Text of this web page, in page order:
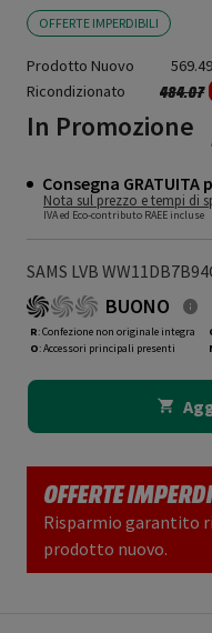
OFFERTE IMPERDIBILI
Prodotto Nuovo 569.49
Ricondizionato
Prezzo
484.07a
In Promozione
Consegna
Nota sul prezzo e tempi di
IVA ed Eco-contributo RAEE incluse
SAMS LVB
BUONO
R: Confezione non originale integra
O: Accessori principali presenti
OFFERTE
Risparmio garantito
prodotto nuovo.